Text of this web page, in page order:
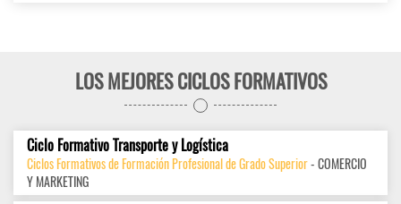
LOS MEJORES CICLOS FORMATIVOS
Ciclo Formativo Transporte y Logística
Ciclos Formativos de Formación Profesional de Grado Superior- COMERCIO
Y MARKETING